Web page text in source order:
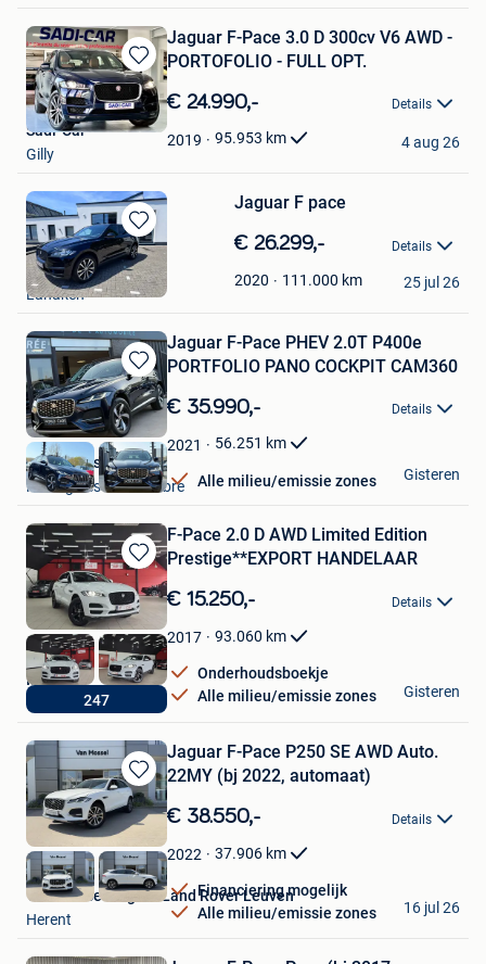
Bewaren
in
Mijn
Favorieten
Jaguar F-Pace 3.0 D 300cv V6 AWD -
PORTOFOLIO - FULL OPT.
€ 24.990,- Details
2019 95.953 km
Sadi-Car
Gilly
4 aug 26
Bewaren
in
Mijn
Favorieten
Jaguar F pace
€ 26.299,- Details
2020 111.000 km
Marc
Lanaken
25 jul 26
Bewaren
in
Mijn
Favorieten
Jaguar F-Pace PHEV 2.0T P400e
PORTFOLIO PANO COCKPIT CAM360
€ 35.990,- Details
2021 56.251 km
Alle milieu/emissie zones
World Cars SRL
Montignies-Sur-Sambre
Gisteren
Bewaren
in
Mijn
Favorieten
247
F-Pace 2.0 D AWD Limited Edition
Prestige**EXPORT HANDELAAR
€ 15.250,- Details
2017 93.060 km
Onderhoudsboekje
Alle milieu/emissie zones
IFCARS
Diest
Gisteren
Bewaren
in
Mijn
Favorieten
Jaguar F-Pace P250 SE AWD Auto.
22MY (bj 2022, automaat)
€ 38.550,- Details
2022 37.906 km
Financiering mogelijk
Alle milieu/emissie zones
Van Mossel Jaguar Land Rover Leuven
Herent
16 jul 26